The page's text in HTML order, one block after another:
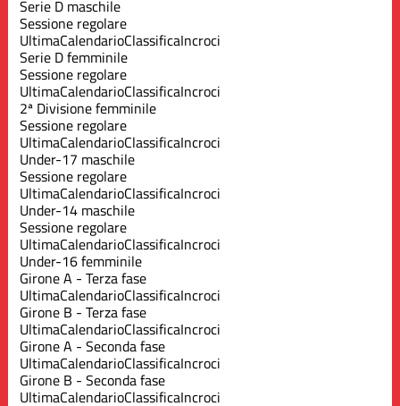
Serie D maschile
Sessione regolare
UltimaCalendarioClassificaIncroci
Serie D femminile
Sessione regolare
UltimaCalendarioClassificaIncroci
2ª Divisione femminile
Sessione regolare
UltimaCalendarioClassificaIncroci
Under-17 maschile
Sessione regolare
UltimaCalendarioClassificaIncroci
Under-14 maschile
Sessione regolare
UltimaCalendarioClassificaIncroci
Under-16 femminile
Girone A - Terza fase
UltimaCalendarioClassificaIncroci
Girone B - Terza fase
UltimaCalendarioClassificaIncroci
Girone A - Seconda fase
UltimaCalendarioClassificaIncroci
Girone B - Seconda fase
UltimaCalendarioClassificaIncroci